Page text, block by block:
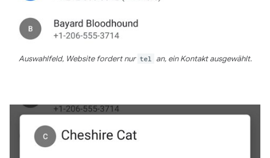
Auswahlfeld, Website fordert nur tel an, ein Kontakt ausgewählt.